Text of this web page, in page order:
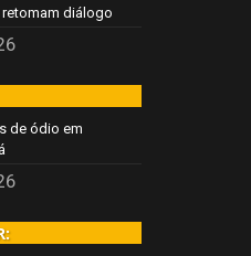
diálogo
de ódio em